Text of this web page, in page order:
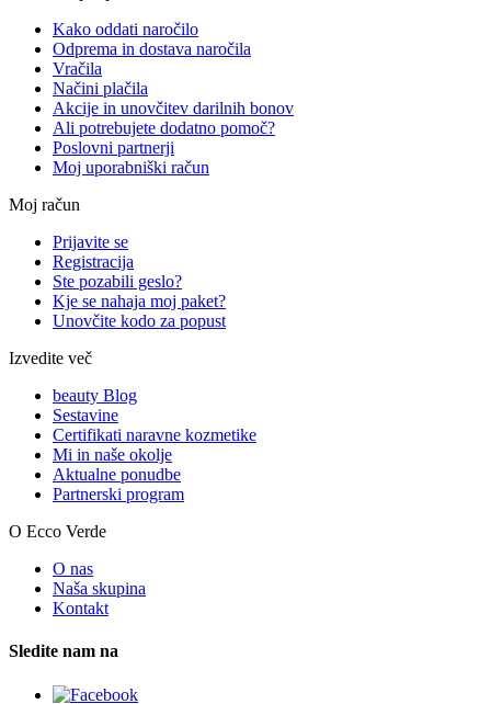
Kako oddati naročilo
Odprema in dostava naročila
Vračila
Načini plačila
Akcije in unovčitev darilnih bonov
Ali potrebujete dodatno pomoč?
Poslovni partnerji
Moj uporabniški račun
Moj račun
Prijavite se
Registracija
Ste pozabili geslo?
Kje se nahaja moj paket?
Unovčite kodo za popust
Izvedite več
beauty Blog
Sestavine
Certifikati naravne kozmetike
Mi in naše okolje
Aktualne ponudbe
Partnerski program
O Ecco Verde
O nas
Naša skupina
Kontakt
Sledite nam na